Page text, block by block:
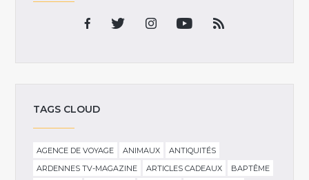
TAGS CLOUD
AGENCE DE VOYAGE ANIMAUX
ANTIQUITÉS
ARDENNES TV-MAGAZINE
ARTICLES CADEAUX
BAPTÊME